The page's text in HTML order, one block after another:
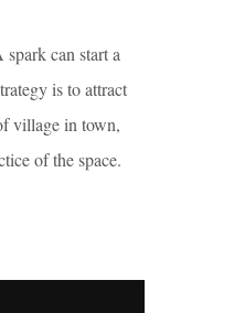
can start a
is to attract
village in town,
of the space.